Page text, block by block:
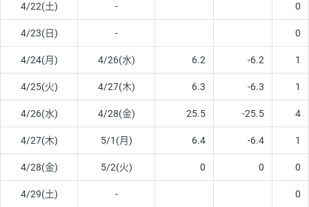
4/22(土) - 0
4/23(日) - 0
4/24(月) 4/26(水) 6.2 -6.2 1
4/25(火) 4/27(木) 6.3 -6.3 1
4/26(水) 4/28(金) 25.5 -25.5 4
4/27(木) 5/1(月) 6.4 -6.4 1
4/28(金) 5/2(火) 0 0 0
4/29(土) - 0